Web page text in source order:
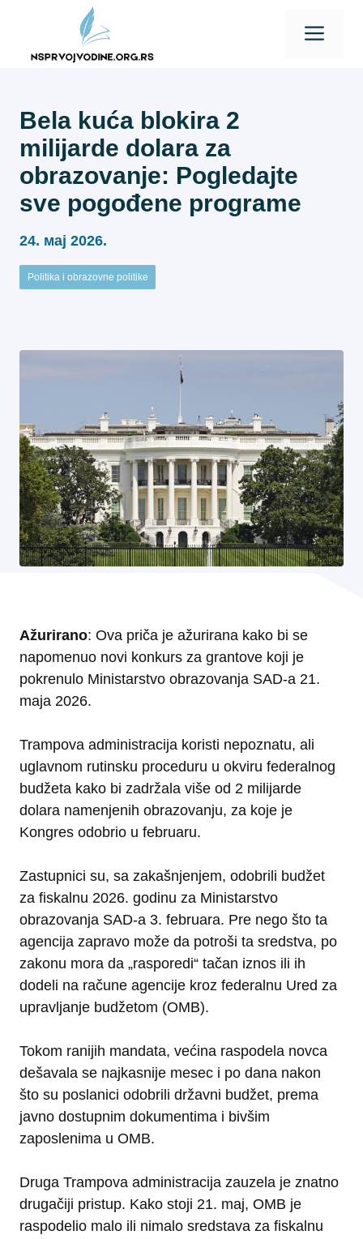
content
Bela kuća blokira 2
milijarde dolara za
obrazovanje: Pogledajte
sve pogođene programe
24. мај 2026.
Politika i obrazovne politike
Ažurirano: Ova priča je ažurirana kako bi se
napomenuo novi konkurs za grantove koji je
pokrenulo Ministarstvo obrazovanja SAD-a 21.
maja 2026.
Trampova administracija koristi nepoznatu, ali
uglavnom rutinsku proceduru u okviru federalnog
budžeta kako bi zadržala više od 2 milijarde
dolara namenjenih obrazovanju, za koje je
Kongres odobrio u februaru.
Zastupnici su, sa zakašnjenjem, odobrili budžet
za fiskalnu 2026. godinu za Ministarstvo
obrazovanja SAD-a 3. februara. Pre nego što ta
agencija zapravo može da potroši ta sredstva, po
zakonu mora da „rasporedi“ tačan iznos ili ih
dodeli na račune agencije kroz federalnu Ured za
upravljanje budžetom (OMB).
Tokom ranijih mandata, većina raspodela novca
dešavala se najkasnije mesec i po dana nakon
što su poslanici odobrili državni budžet, prema
javno dostupnim dokumentima i bivšim
zaposlenima u OMB.
Druga Trampova administracija zauzela je znatno
drugačiji pristup. Kako stoji 21. maj, OMB je
raspodelio malo ili nimalo sredstava za fiskalnu